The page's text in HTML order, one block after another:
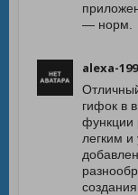
— норм.
alexa-
гифок в
функции
легким